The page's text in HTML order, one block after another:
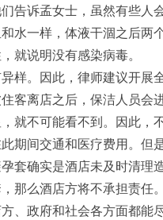
告诉孟女士，虽然有些
水一样，体液干涸之后
就说明没有感染病毒。
样。因此，律师建议开
客离店之后，保洁人员
就不可能看不到。因此，
期间交通和医疗费用。
套确实是酒店未及时清
那么酒店方将不承担责任。
、政府和社会各方面都能